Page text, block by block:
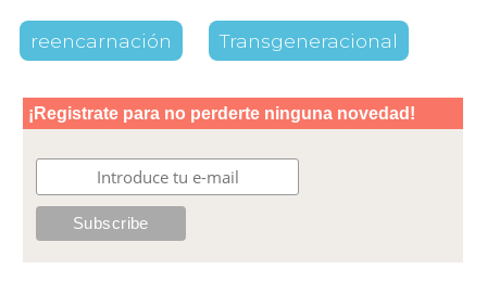
reencarnación Transgeneracional